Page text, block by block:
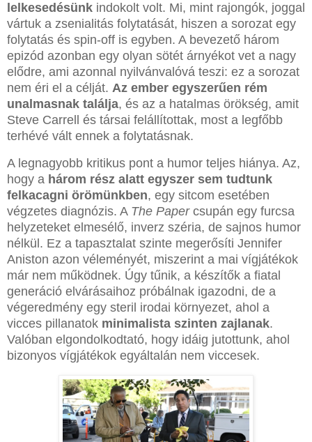
lelkesedésünk indokolt volt. Mi, mint rajongók, joggal
vártuk a zsenialitás folytatását, hiszen a sorozat egy
folytatás és spin-off is egyben. A bevezető három
epizód azonban egy olyan sötét árnyékot vet a nagy
elődre, ami azonnal nyilvánvalóvá teszi: ez a sorozat
nem éri el a célját. Az ember egyszerűen rém
unalmasnak találja, és az a hatalmas örökség, amit
Steve Carrell és társai felállítottak, most a legfőbb
terhévé vált ennek a folytatásnak.
A legnagyobb kritikus pont a humor teljes hiánya. Az,
hogy a három rész alatt egyszer sem tudtunk
felkacagni örömünkben, egy sitcom esetében
végzetes diagnózis. A The Papercsupán egy furcsa
helyzeteket elmesélő, inverz széria, de sajnos humor
nélkül. Ez a tapasztalat szinte megerősíti Jennifer
Aniston azon véleményét, miszerint a mai vígjátékok
már nem működnek. Úgy tűnik, a készítők a fiatal
generáció elvárásaihoz próbálnak igazodni, de a
végeredmény egy steril irodai környezet, ahol a
vicces pillanatok minimalista szinten zajlanak.
Valóban elgondolkodtató, hogy idáig jutottunk, ahol
bizonyos vígjátékok egyáltalán nem viccesek.